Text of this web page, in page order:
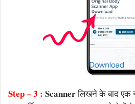
Step – 3 : Scannerलिखने के बाद एक